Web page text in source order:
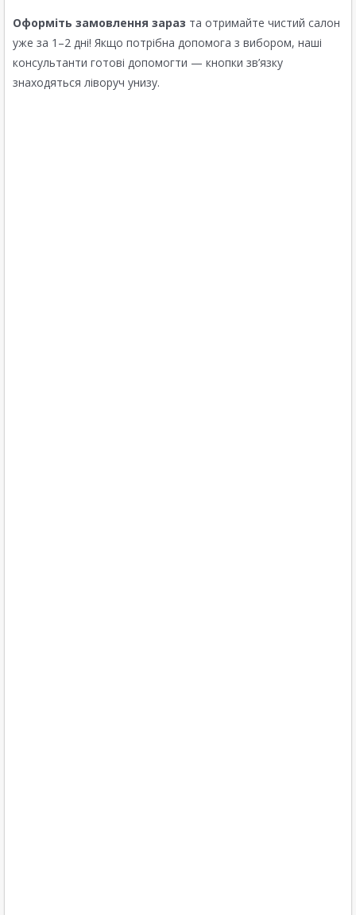
Оформіть замовлення зараз та отримайте чистий салон
уже за 1–2 дні! Якщо потрібна допомога з вибором, наші
консультанти готові допомогти — кнопки зв’язку
знаходяться ліворуч унизу.